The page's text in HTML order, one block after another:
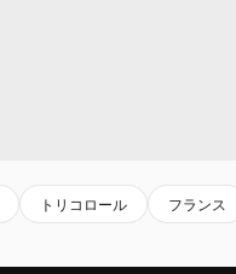
トリコロール フランス